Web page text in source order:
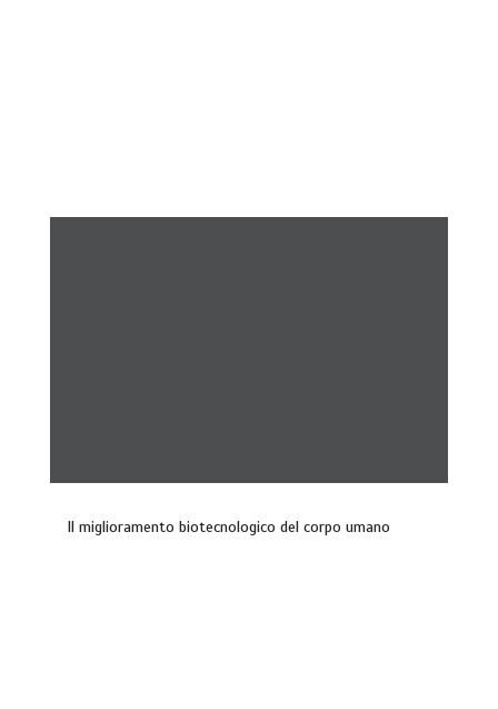
Il miglioramento biotecnologico del corpo umano